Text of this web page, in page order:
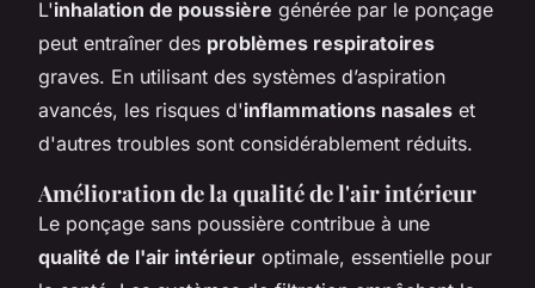
L'inhalation de poussière générée par le ponçage
peut entraîner des problèmes respiratoires
graves. En utilisant des systèmes d’aspiration
avancés, les risques d'inflammations nasales et
d'autres troubles sont considérablement réduits.
Amélioration de la qualité de l'air intérieur
Le ponçage sans poussière contribue à une
qualité de l'air intérieur optimale, essentielle pour